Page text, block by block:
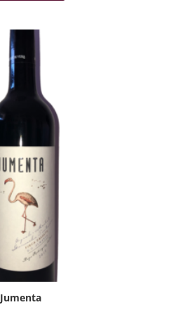
Jumenta